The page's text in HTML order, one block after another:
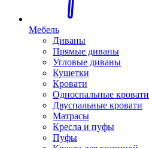
Мебель
Диваны
Прямые диваны
Угловые диваны
Кушетки
Кровати
Односпальные кровати
Двуспальные кровати
Матрасы
Кресла и пуфы
Пуфы